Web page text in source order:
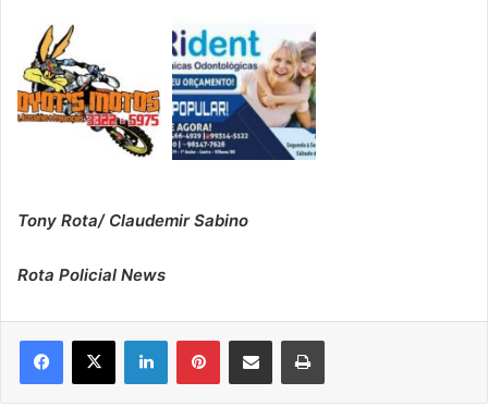
Tony Rota/ Claudemir Sabino
Rota Policial News